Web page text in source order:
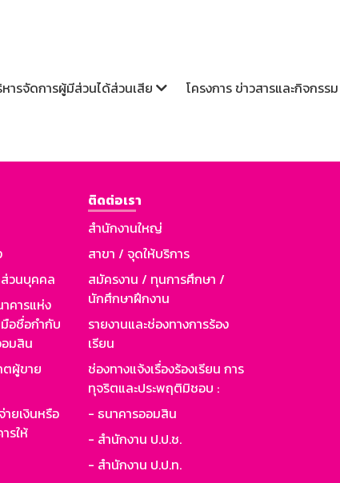
หารจัดการผู้มีส่วนได้ส่วนเสีย โครงการ ข่าวสารและกิจกรร
วนบุคคล
คารแห่ง
อชื่อกำกับ
อมสิน
ผู้ขาย
ายเงินหรือ
รให้
ติดต่อเรา
สำนักงานใหญ่
สาขา / จุดให้บริการ
สมัครงาน / ทุนการศึกษา /
นักศึกษาฝึกงาน
รายงานและช่องทางการร้อง
เรียน
ช่องทางแจ้งเรื่องร้องเรียน การ
ทุจริตและประพฤติมิชอบ :
- ธนาคารออมสิน
- สำนักงาน ป.ป.ช.
- สำนักงาน ป.ป.ท.